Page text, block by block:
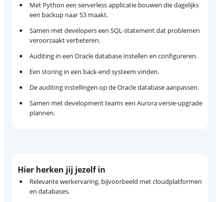
Met Python een serverless applicatie bouwen die dagelijks
een backup naar S3 maakt.
Samen met developers een SQL-statement dat problemen
veroorzaakt verbeteren.
Auditing in een Oracle database instellen en configureren.
Een storing in een back-end systeem vinden.
De auditing instellingen op de Oracle database aanpassen.
Samen met development teams een Aurora versie-upgrade
plannen.
Hier herken jij jezelf in
Relevante werkervaring, bijvoorbeeld met cloudplatformen
en databases.